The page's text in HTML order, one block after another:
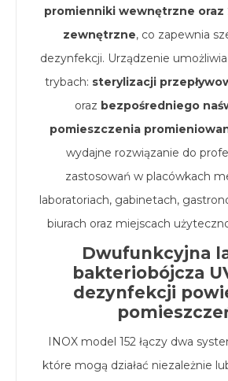
promienniki wewnętrzne oraz
zewnętrzne, co zapewnia
dezynfekcji. Urządzenie
trybach: sterylizacji
oraz bezpośredniego
pomieszczenia
wydajne rozwiązanie do
zastosowań w placówkach
laboratoriach, gabinetach,
biurach oraz miejscach
Dwufunkcyjna
bakteriobójcza
dezynfekcji
INOX model 152 łączy dwa
które mogą działać niezależnie